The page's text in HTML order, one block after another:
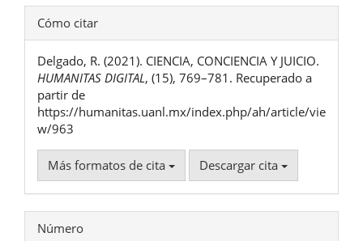
Detalles
del
artículo
Cómo citar
Delgado, R. (2021). CIENCIA, CONCIENCIA Y JUICIO.
HUMANITAS DIGITAL, (15), 769–781. Recuperado a
partir de
https://humanitas.uanl.mx/index.php/ah/article/vie
w/963
Más formatos de cita Descargar cita
Número